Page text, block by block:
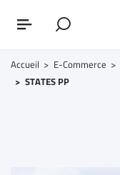
Accueil E-Commerce
STATES PP